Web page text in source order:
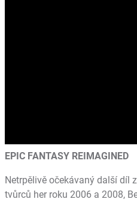
EPIC FANTASY REIMAGINED
Netrpělivě očekávaný další díl
tvůrců her roku 2006 a 2008,